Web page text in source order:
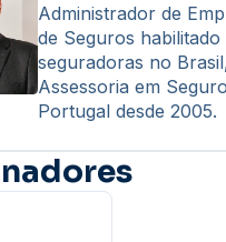
Administrador de
de Seguros
seguradoras no
Assessoria em
Portugal desde 2005.